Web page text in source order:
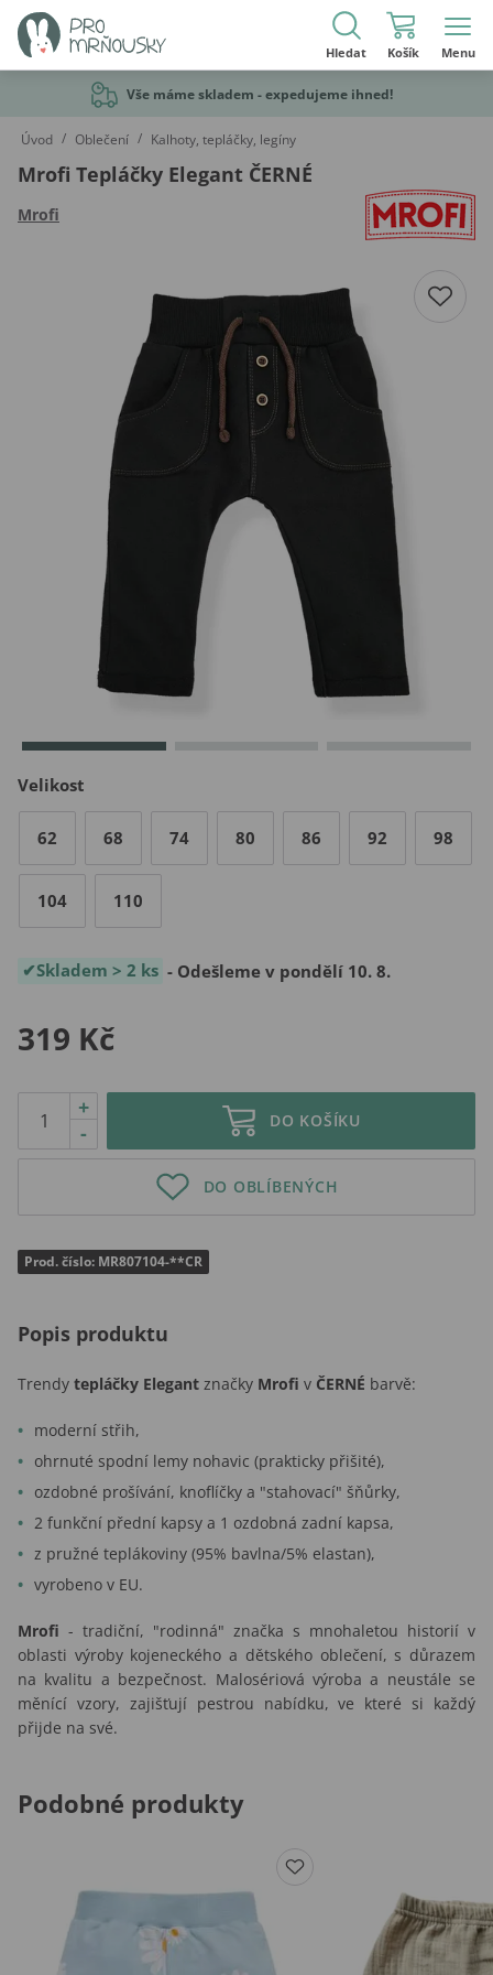
Hledat Košík Menu
Vše máme skladem - expedujeme ihned!
Úvod / Oblečení / Kalhoty, tepláčky, legíny
Mrofi Tepláčky Elegant ČERNÉ
Mrofi
Velikost
62 68 74 80 86 92 98
104 110
Skladem > 2 ks - Odešleme v pondělí 10. 8.
319 Kč
-
+
DO KOŠÍKU
DO OBLÍBENÝCH
Prod. číslo: MR807104-**CR
Popis produktu
Trendy tepláčky Elegant značky Mrofi v ČERNÉ barvě:
moderní střih,
ohrnuté spodní lemy nohavic (prakticky přišité),
ozdobné prošívání, knoflíčky a "stahovací" šňůrky,
2 funkční přední kapsy a 1 ozdobná zadní kapsa,
z pružné teplákoviny (95% bavlna/5% elastan),
vyrobeno v EU.
Mrofi - tradiční, "rodinná" značka s mnohaletou historií v
oblasti výroby kojeneckého a dětského oblečení, s důrazem
na kvalitu a bezpečnost. Malosériová výroba a neustále se
měnící vzory, zajišťují pestrou nabídku, ve které si každý
přijde na své.
Podobné produkty